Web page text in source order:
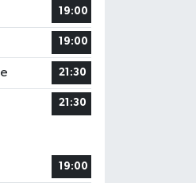
19:00
19:00
21:30
21:30
19:00